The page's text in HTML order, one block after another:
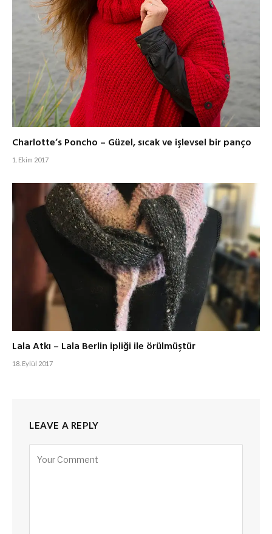
Charlotte’s Poncho – Güzel, sıcak ve işlevsel bir panço
1. Ekim 2017
Lala Atkı – Lala Berlin ipliği ile örülmüştür
18. Eylül 2017
LEAVE A REPLY